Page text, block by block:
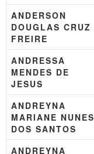
ANDERSON
DOUGLAS CRUZ
FREIRE
ANDRESSA
MENDES DE
JESUS
ANDREYNA
MARIANE NUNES
DOS SANTOS
ANDREYNA